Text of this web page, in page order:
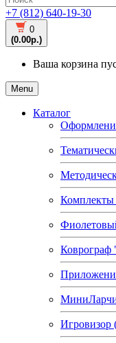
+7 (812) 640-19-30
0
(0.00р.)
Ваша корзина
Menu
Каталог
Комплекты
Коврограф
Игровизор